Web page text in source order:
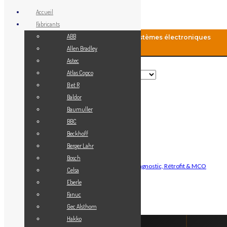
MCO-Automation: Fourniture de systèmes électroniques
industriels
Rechercher
Vendez votre matériel
Maintenance Automatisme Industriel — Diagnostic, Rétrofit & MCO
Accueil
Fabricants
ABB
Allen Bradley
Astec
Atlas Copco
B et R
Baldor
Baumuller
BBC
Beckhoff
Berger Lahr
Bosch
Celsa
Eberle
Fanuc
Gec Alsthom
Hakko